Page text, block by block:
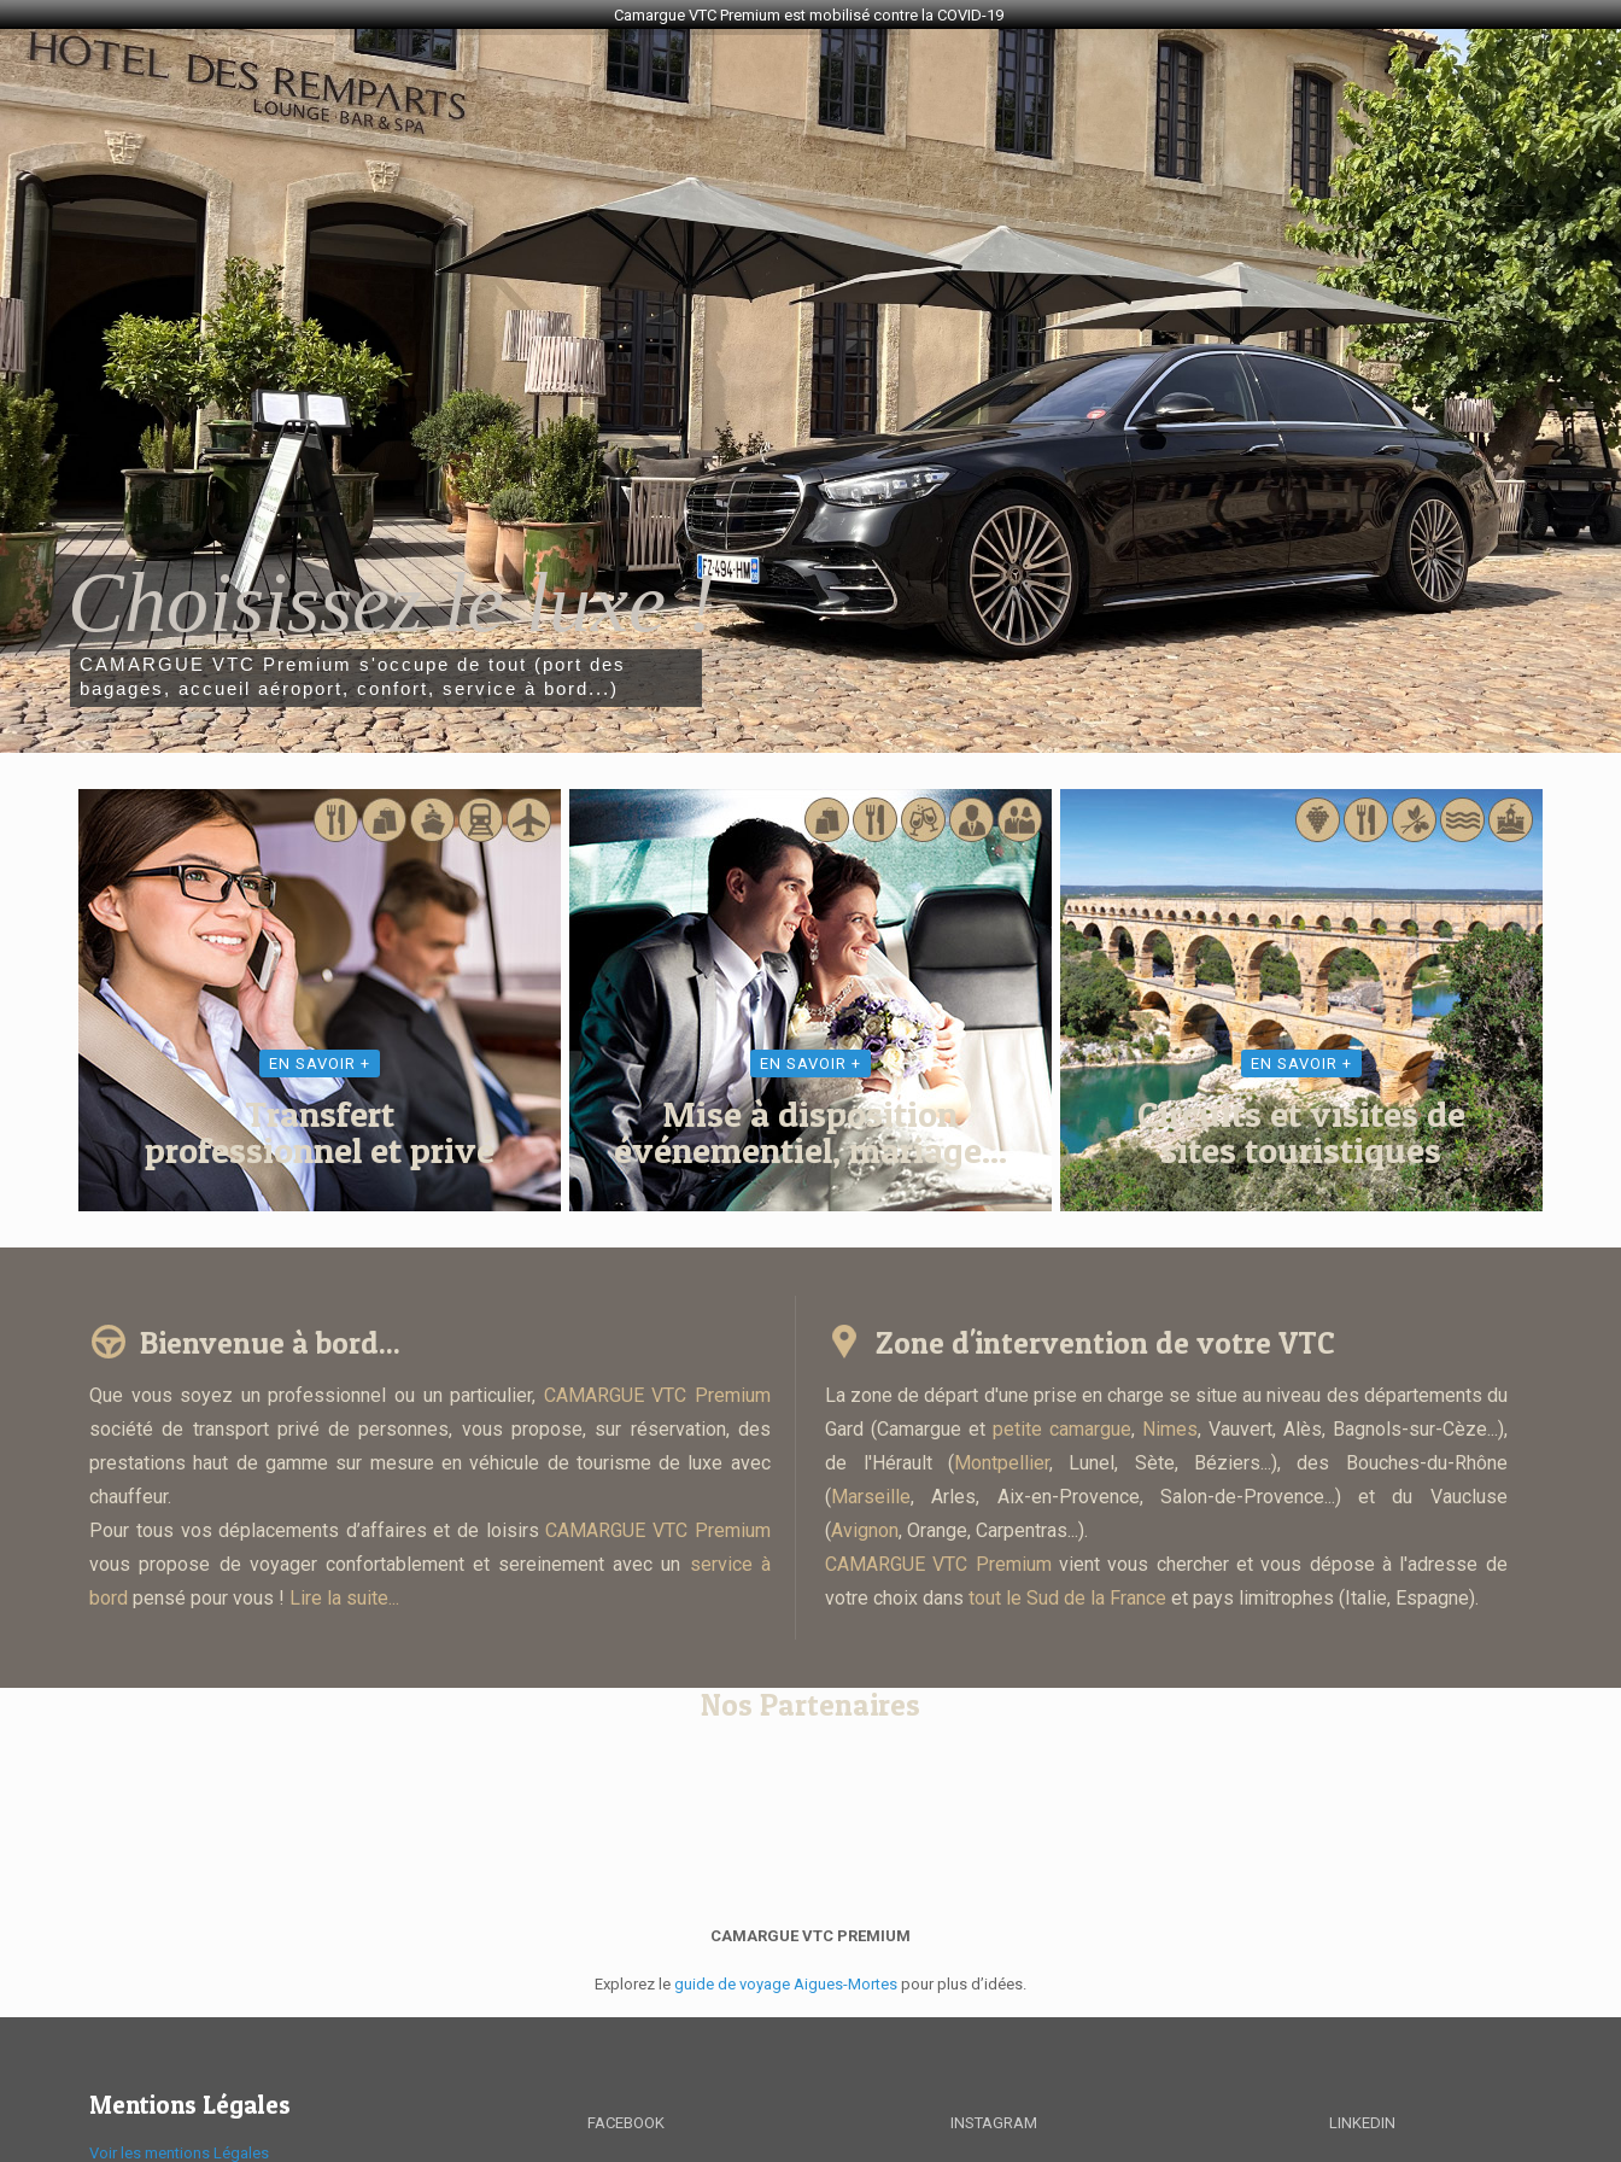
Camargue VTC Premium est mobilisé contre la COVID-19
Choisissez le luxe !
CAMARGUE VTC Premium s'occupe de tout (port des
bagages, accueil aéroport, confort, service à bord...)
EN SAVOIR +
Transfert
professionnel et privé
EN SAVOIR +
Mise à disposition
événementiel, mariage...
EN SAVOIR +
Circuits et visites de
sites touristiques
Bienvenue à bord...
Que vous soyez un professionnel ou un particulier, CAMARGUE VTC Premium
société de transport privé de personnes, vous propose, sur réservation, des
prestations haut de gamme sur mesure en véhicule de tourisme de luxe avec
chauffeur.
Pour tous vos déplacements d’affaires et de loisirsCAMARGUE VTC Premium
vous propose de voyager confortablement et sereinement avec un service à
bord pensé pour vous ! Lire la suite...
Zone d'intervention de votre VTC
La zone de départ d'une prise en charge se situe au niveau des départements du
Gard (Camargue etpetite camargue, Nimes, Vauvert, Alès, Bagnols-sur-Cèze...),
de l'Hérault (Montpellier, Lunel, Sète, Béziers...), des Bouches-du-Rhône
(Marseille, Arles, Aix-en-Provence, Salon-de-Provence...) et du Vaucluse
(Avignon, Orange, Carpentras...).
CAMARGUE VTC Premium vient vous chercher et vous dépose à l'adresse de
votre choix danstout le Sud de la France et pays limitrophes (Italie, Espagne).
Nos Partenaires
CAMARGUE VTC PREMIUM
Explorez le guide de voyage Aigues-Mortes pour plus d’idées.
Mentions Légales
Voir les mentions Légales
FACEBOOK INSTAGRAM LINKEDIN